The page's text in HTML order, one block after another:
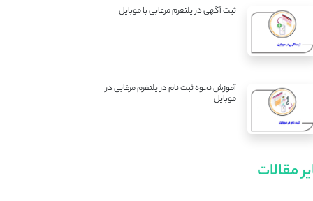
ثبت آگهی در پلتفرم مرغابی با موبایل
آموزش نحوه ثبت نام در پلتفرم مرغابی در
موبایل
مقالات